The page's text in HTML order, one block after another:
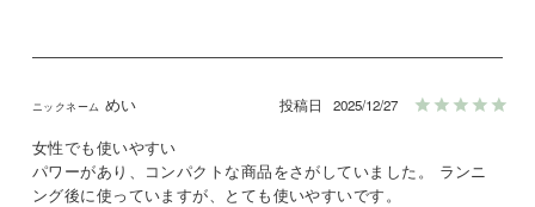
めい 投稿日 2025/12/27
女性でも使いやすい
パワーがあり、コンパクトな商品をさがしていました。 ランニ
ング後に使っていますが、とても使いやすいです。